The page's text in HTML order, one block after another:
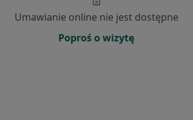
Umawianie online nie jest dostępne
Poproś o wizytę